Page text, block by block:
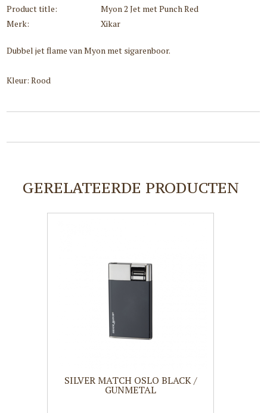
Product title:
Myon 2 Jet met Punch Red
Merk:
Xikar
Dubbel jet flame van Myon met sigarenboor.
Kleur: Rood
GERELATEERDE PRODUCTEN
SILVER MATCH OSLO BLACK /
GUNMETAL